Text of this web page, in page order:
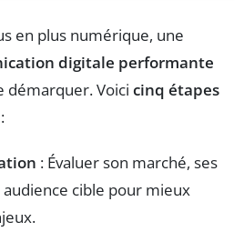
en plus numérique, une
digitale performante
démarquer. Voici cinq étapes
: Évaluer son marché, ses
cible pour mieux